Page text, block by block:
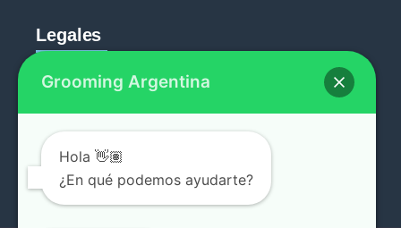
Legales
Reportar
Procedimiento de quejas
Grooming Argentina
Hola 👋🏽
¿En qué podemos ayudarte?